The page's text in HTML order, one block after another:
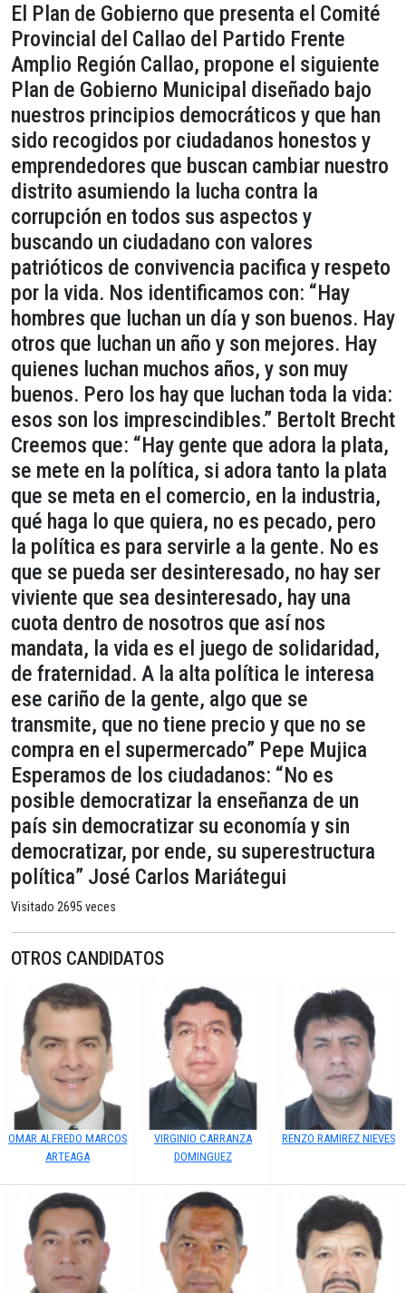
El Plan de Gobierno que presenta el Comité
Provincial del Callao del Partido Frente
Amplio Región Callao, propone el siguiente
Plan de Gobierno Municipal diseñado bajo
nuestros principios democráticos y que han
sido recogidos por ciudadanos honestos y
emprendedores que buscan cambiar nuestro
distrito asumiendo la lucha contra la
corrupción en todos sus aspectos y
buscando un ciudadano con valores
patrióticos de convivencia pacifica y respeto
por la vida. Nos identificamos con: “Hay
hombres que luchan un día y son buenos. Hay
otros que luchan un año y son mejores. Hay
quienes luchan muchos años, y son muy
buenos. Pero los hay que luchan toda la vida:
esos son los imprescindibles.” Bertolt Brecht
Creemos que: “Hay gente que adora la plata,
se mete en la política, si adora tanto la plata
que se meta en el comercio, en la industria,
qué haga lo que quiera, no es pecado, pero
la política es para servirle a la gente. No es
que se pueda ser desinteresado, no hay ser
viviente que sea desinteresado, hay una
cuota dentro de nosotros que así nos
mandata, la vida es el juego de solidaridad,
de fraternidad. A la alta política le interesa
ese cariño de la gente, algo que se
transmite, que no tiene precio y que no se
compra en el supermercado” Pepe Mujica
Esperamos de los ciudadanos: “No es
posible democratizar la enseñanza de un
país sin democratizar su economía y sin
democratizar, por ende, su superestructura
política” José Carlos Mariátegui
Visitado 2695 veces
OTROS CANDIDATOS
OMAR ALFREDO MARCOS
ARTEAGA
VIRGINIO CARRANZA
DOMINGUEZ
RENZO RAMIREZ NIEVES